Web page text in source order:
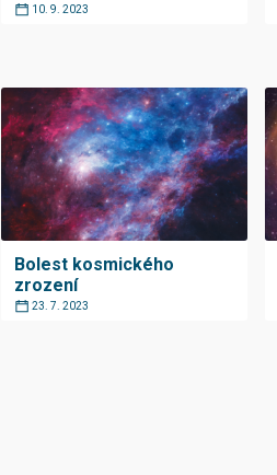
10. 9. 2023
Bolest kosmického
zrození
23. 7. 2023